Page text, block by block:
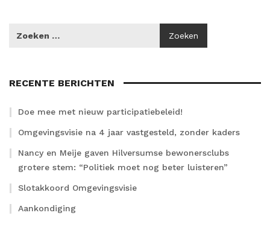
RECENTE BERICHTEN
Doe mee met nieuw participatiebeleid!
Omgevingsvisie na 4 jaar vastgesteld, zonder kaders
Nancy en Meije gaven Hilversumse bewonersclubs
grotere stem: “Politiek moet nog beter luisteren”
Slotakkoord Omgevingsvisie
Aankondiging